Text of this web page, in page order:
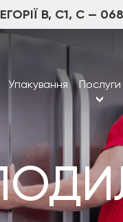
В, С1, С —
Упакування Послуги